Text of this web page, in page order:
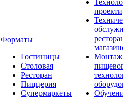
Форматы
Гостиницы
Столовая
Ресторан
Пиццерия
Супермаркеты
Монтаж